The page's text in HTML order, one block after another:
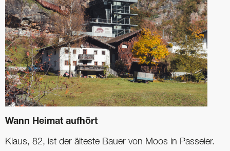
Wann Heimat aufhört
Klaus, 82, ist der älteste Bauer von Moos in Passeier.